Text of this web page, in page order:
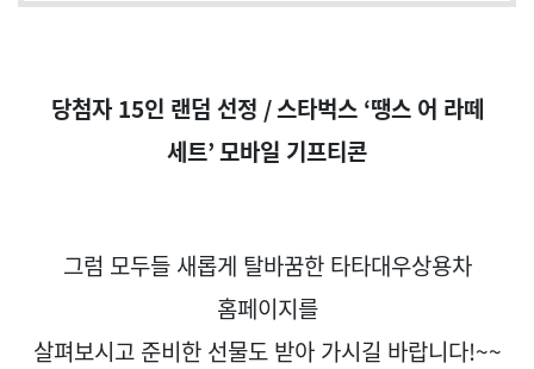
당첨자 15인 랜덤 선정 /스타벅스 ‘땡스 어 라떼
세트’모바일 기프티콘
그럼 모두들 새롭게 탈바꿈한 타타대우상용차
홈페이지를
살펴보시고 준비한 선물도 받아 가시길 바랍니다!~~